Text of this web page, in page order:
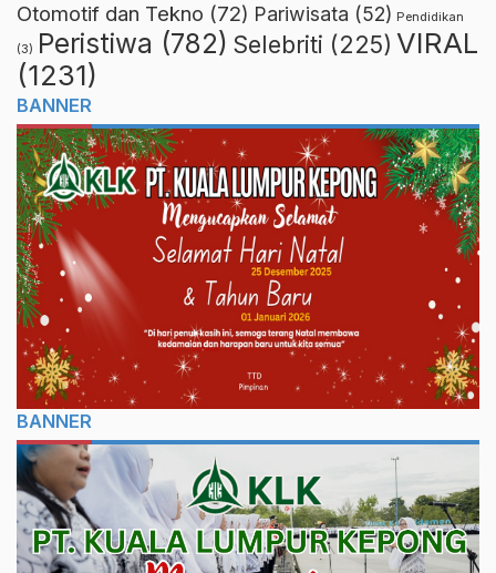
Otomotif dan Tekno (72) Pariwisata (52) Pendidikan
(3) Peristiwa (782) Selebriti (225) VIRAL
(1231)
BANNER
BANNER